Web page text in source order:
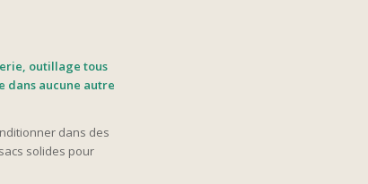
outillage tous
dans aucune autre
dans des
solides pour